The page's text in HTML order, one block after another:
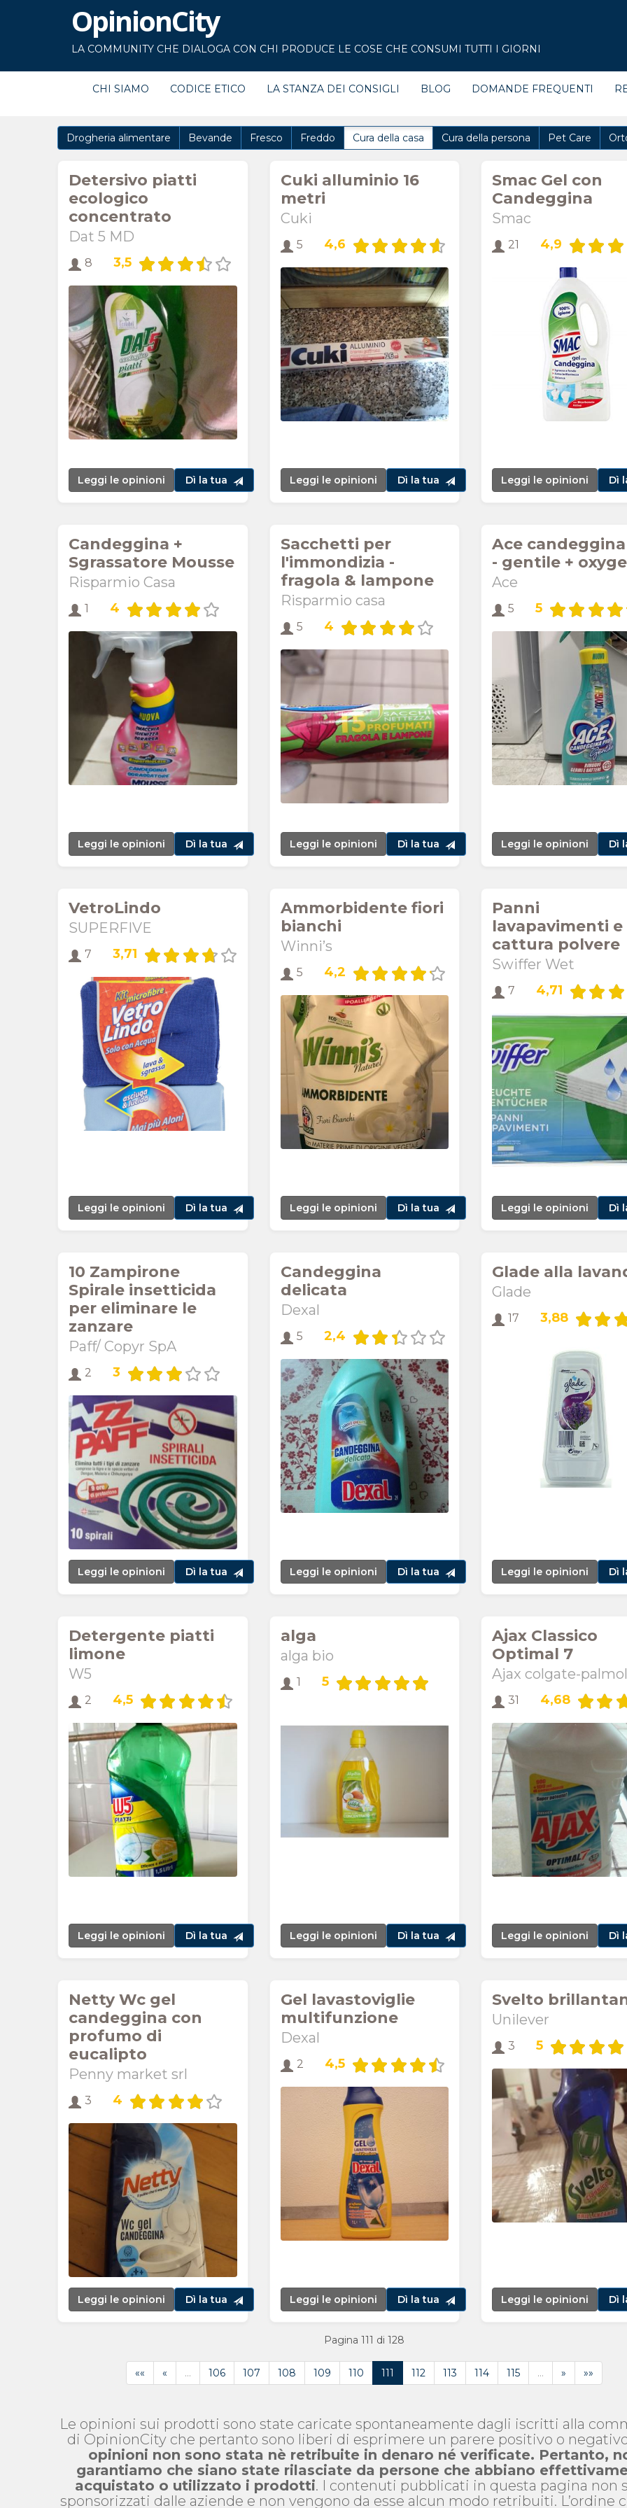
OpinionCity
LA COMMUNITY CHE DIALOGA CON CHI PRODUCE LE COSE CHE CONSUMI TUTTI I GIORNI
CHI SIAMO CODICE ETICO LA STANZA DEI CONSIGLI BLOG DOMANDE FREQUENTI
Drogheria alimentare Bevande Fresco Freddo Cura della casa Cura della persona Pet Care
Detersivo piatti
ecologico
concentrato
Dat 5 MD
8 3,5
Leggi le opinioni Dì la tua
Cuki alluminio 16
metri
Cuki
5 4,6
Leggi le opinioni Dì la tua
Smac Gel con
Candeggina
Smac
21 4,9
Leggi le opinioni Dì
Candeggina +
Sgrassatore Mousse
Risparmio Casa
1 4
Leggi le opinioni Dì la tua
Sacchetti per
l'immondizia -
fragola & lampone
Risparmio casa
5 4
Leggi le opinioni Dì la tua
Ace
- gentile +
Ace
5 5
Leggi le opinioni Dì
VetroLindo
SUPERFIVE
7 3,71
Leggi le opinioni Dì la tua
Ammorbidente fiori
bianchi
Winni’s
5 4,2
Leggi le opinioni Dì la tua
Panni
lavapavimenti e
cattura polvere
Swiffer Wet
7 4,71
Leggi le opinioni Dì
10 Zampirone
Spirale insetticida
per eliminare le
zanzare
Paff/ Copyr SpA
2 3
Leggi le opinioni Dì la tua
Candeggina
delicata
Dexal
5 2,4
Leggi le opinioni Dì la tua
Glade alla
Glade
17 3,88
Leggi le opinioni Dì
Detergente piatti
limone
W5
2 4,5
Leggi le opinioni Dì la tua
alga
alga bio
1 5
Leggi le opinioni Dì la tua
Ajax Classico
Optimal 7
Ajax colgate-
31 4,68
Leggi le opinioni Dì
Netty Wc gel
candeggina con
profumo di
eucalipto
Penny market srl
3 4
Leggi le opinioni Dì la tua
Gel lavastoviglie
multifunzione
Dexal
2 4,5
Leggi le opinioni Dì la tua
Svelto
Unilever
3 5
Leggi le opinioni Dì
Pagina 111 di 128
«« « … 106 107 108 109 110 111 112 113 114 115 … » »»
Le opinioni sui prodotti sono state caricate spontaneamente dagli iscritti alla
di OpinionCity che pertanto sono liberi di esprimere un parere positivo o
opinioni non sono stata nè retribuite in denaro né verificate. Pertanto,
garantiamo che siano state rilasciate da persone che abbiano
acquistato o utilizzato i prodotti. I contenuti pubblicati in questa pagina non
sponsorizzati dalle aziende e non vengono da esse alcun modo retribuiti. L’ordine